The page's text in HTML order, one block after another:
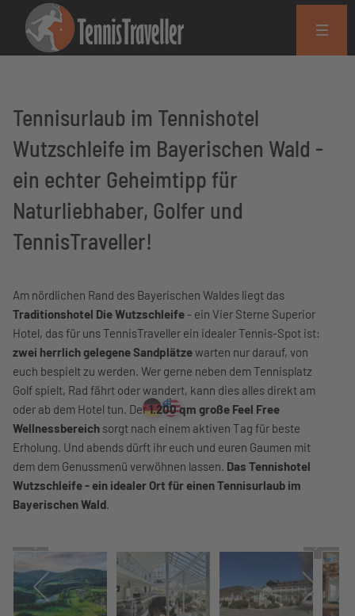
Tennisurlaub im Tennishotel
Wutzschleife im Bayerischen Wald -
ein echter Geheimtipp für
Naturliebhaber, Golfer und
TennisTraveller!
Am nördlichen Rand des Bayerischen Waldes liegt das
Traditionshotel Die Wutzschleife- ein Vier Sterne Superior
Hotel, das für uns TennisTraveller ein idealer Tennis-Spot ist:
zwei herrlich gelegene Sandplätzewarten nur darauf, von
euch bespielt zu werden. Wer gerne neben dem Tennisplatz
Golf spielt, Rad fährt oder wandert, kann dies alles direkt am
oder ab dem Hotel tun. Der1.200 qm große Feel Free
Wellnessbereich sorgt nach einem aktiven Tag für beste
Erholung. Und abends dürft ihr euch und euren Gaumen mit
dem dem Genussmenü verwöhnen lassen. Das Tennishotel
Wutzschleife - ein idealer Ort für einen Tennisurlaub im
Bayerischen Wald.